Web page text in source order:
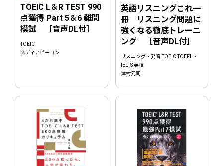
TOEIC L＆R TEST 990
点獲得 Part 5＆6 難問
模試 ［音声DL付］
TOEIC
メディアビーコン
英語リスニングこれ一
冊 リスニング問題に
強くなる徹底トレーニ
ング ［音声DL付］
リスニング・発音 TOEIC TOEFL・
IELTS 英検
津村元司